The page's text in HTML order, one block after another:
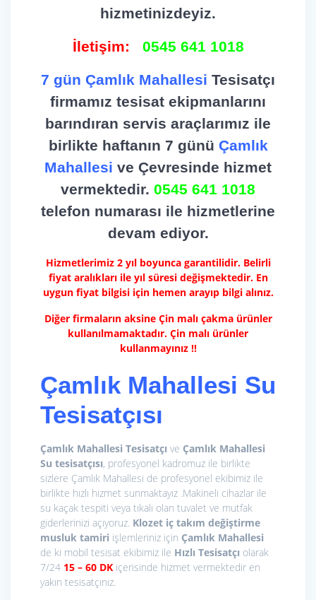
hizmetinizdeyiz.
İletişim: 0545 641 1018
7 gün Çamlık Mahallesi Tesisatçı
firmamız tesisat ekipmanlarını
barındıran servis araçlarımız ile
birlikte haftanın 7 günü Çamlık
Mahallesi ve Çevresinde hizmet
vermektedir. 0545 641 1018
telefon numarası ile hizmetlerine
devam ediyor.
Hizmetlerimiz 2 yıl boyunca garantilidir. Belirli
fiyat aralıkları ile yıl süresi değişmektedir. En
uygun fiyat bilgisi için hemen arayıp bilgi alınız.
Diğer firmaların aksine Çin malı çakma ürünler
kullanılmamaktadır. Çin malı ürünler
kullanmayınız !!
Çamlık Mahallesi Su
Tesisatçısı
Çamlık Mahallesi Tesisatçı ve Çamlık Mahallesi
Su tesisatçısı, profesyonel kadromuz ile birlikte
sizlere Çamlık Mahallesi de profesyonel ekibimiz ile
birlikte hızlı hizmet sunmaktayız .Makineli cihazlar ile
su kaçak tespiti veya tıkalı olan tuvalet ve mutfak
giderlerinizi açıyoruz. Klozet iç takım değiştirme
musluk tamiri işlemleriniz için Çamlık Mahallesi
de ki mobil tesisat ekibimiz ile Hızlı Tesisatçı olarak
7/24 15 – 60 DK içerisinde hizmet vermektedir en
yakın tesisatçınız.